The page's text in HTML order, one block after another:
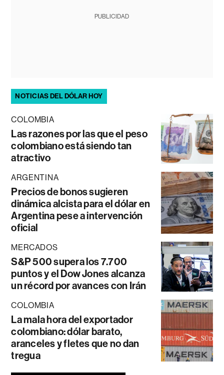
PUBLICIDAD
NOTICIAS DEL DÓLAR HOY
COLOMBIA
Las razones por las que el peso
colombiano está siendo tan
atractivo
ARGENTINA
Precios de bonos sugieren
dinámica alcista para el dólar en
Argentina pese a intervención
oficial
MERCADOS
S&P 500 supera los 7.700
puntos y el Dow Jones alcanza
un récord por avances con Irán
COLOMBIA
La mala hora del exportador
colombiano: dólar barato,
aranceles y fletes que no dan
tregua